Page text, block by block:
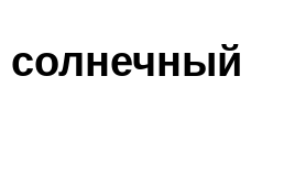
солнечный